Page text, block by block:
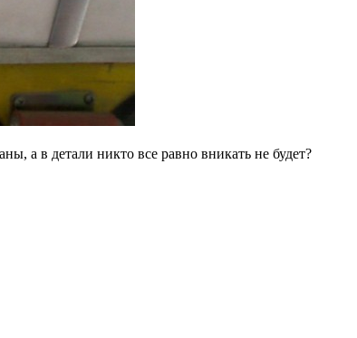
а в детали никто все равно вникать не будет?